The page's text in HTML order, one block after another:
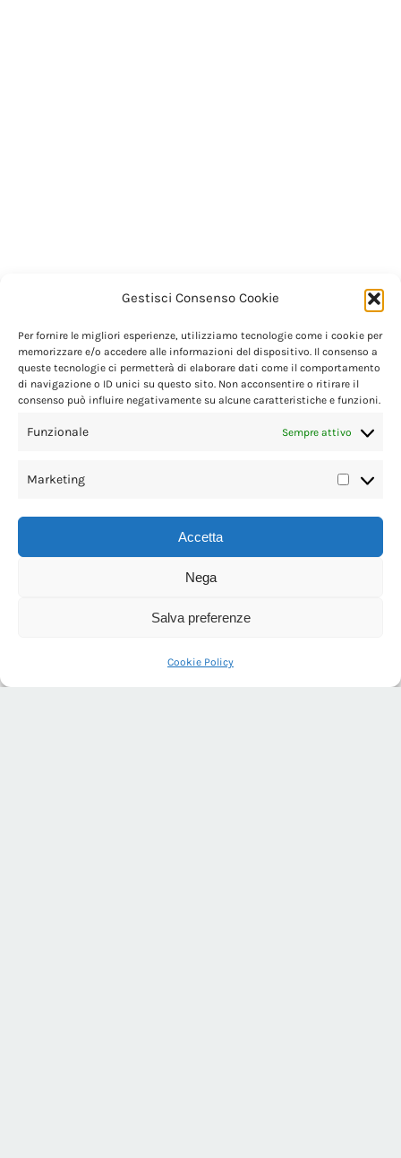
Gestisci Consenso Cookie
Per fornire le migliori esperienze, utilizziamo tecnologie come i cookie per
memorizzare e/o accedere alle informazioni del dispositivo. Il consenso a
queste tecnologie ci permetterà di elaborare dati come il comportamento
di navigazione o ID unici su questo sito. Non acconsentire o ritirare il
consenso può influire negativamente su alcune caratteristiche e funzioni.
Funzionale Sempre attivo
Marketing
Accetta
Nega
Salva preferenze
Cookie Policy